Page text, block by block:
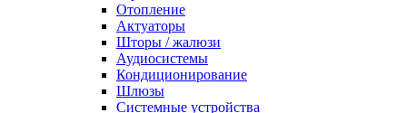
Отопление
Актуаторы
Шторы / жалюзи
Аудиосистемы
Кондиционирование
Шлюзы
Системные устройства